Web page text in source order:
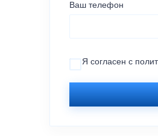
Ваш телефон
Я согласен с